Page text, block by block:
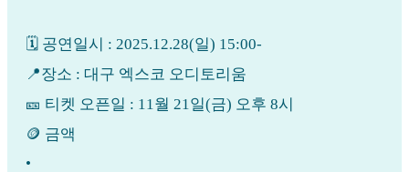
🗓 공연일시 : 2025.12.28(일) 15:00-
📍장소 : 대구 엑스코 오디토리움
🎫 티켓 오픈일 : 11월 21일(금) 오후 8시
🪙 금액
•